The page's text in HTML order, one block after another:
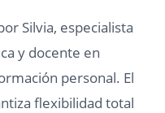
Silvia, especialista
y docente en
personal. El
flexibilidad total